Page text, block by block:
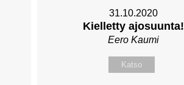
31.10.2020
Kielletty ajosuunta!
Eero Kaumi
Katso